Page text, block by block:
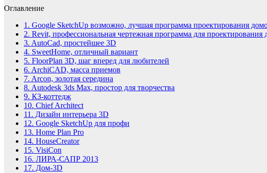
Оглавление
1. Google SketchUp возможно, лучшая программа проектирования
2. Revit, профессиональная чертежная программа для проектирования
3. AutoCad, простейшее 3D
4. SweetHome, отличный вариант
5. FloorPlan 3D, шаг вперед для любителей
6. ArchiCAD, масса приемов
7. Arcon, золотая середина
8. Autodesk 3ds Max, простор для творчества
9. КЗ-коттедж
10. Chief Architect
11. Дизайн интерьера 3D
12. Google SketchUp для профи
13. Home Plan Pro
14. HouseCreator
15. VisiCon
16. ЛИРА-САПР 2013
17. Дом-3D